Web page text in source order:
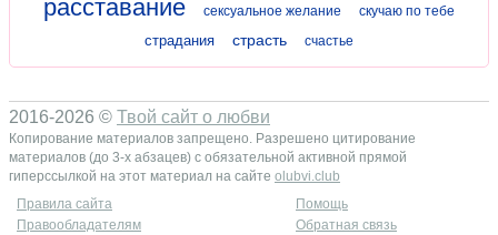
расставание сексуальное желание скучаю по тебе
страдания страсть счастье
2016-2026 © Твой сайт о любви
Копирование материалов запрещено. Разрешено цитирование
материалов (до 3-х абзацев) с обязательной активной прямой
гиперссылкой на этот материал на сайте olubvi.club
Правила сайта
Помощь
Правообладателям
Обратная связь